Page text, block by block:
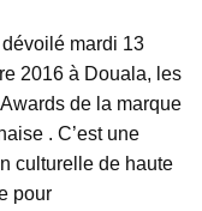
dévoilé mardi 13
2016 à Douala, les
de la marque
. C’est une
culturelle de haute
pour